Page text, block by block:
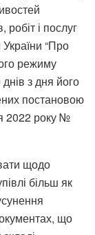
робіт і послуг
“Про
режиму
з дня його
постановою
2022 року №
щодо
більш як
що